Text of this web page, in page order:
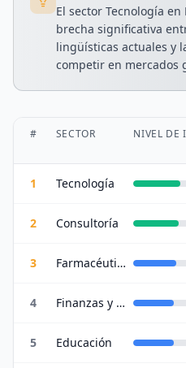
El sector Tecnología
brecha significativa
lingüísticas actuales y
competir en mercados
# SECTOR NIVEL DE
1 Tecnología
2 Consultoría
3 Farmacéutica
4 Finanzas y Banca
5 Educación